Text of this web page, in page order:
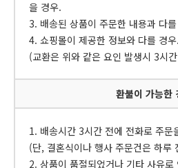
을 경우.
3. 배송된 상품이 주문한 내용과 다
4. 쇼핑몰이 제공한 정보와 다를 경우.
(교환은 위와 같은 요인 발생시 3시
환불이 가능한
1. 배송시간 3시간 전에 전화로 주문
(단, 결혼식이나 행사 주문건은 하루
2. 상품이 품절되었거나 기타 사유